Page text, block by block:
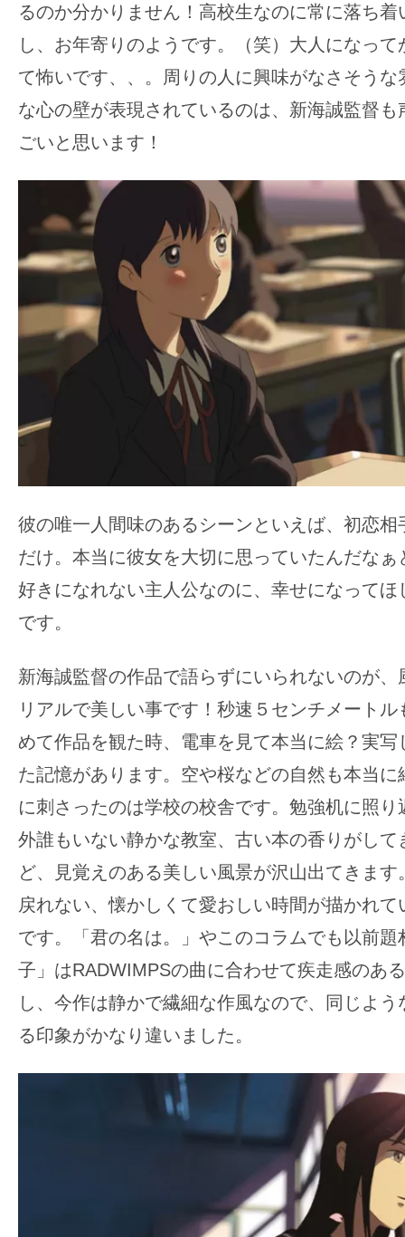
るのか分かりません！高校生なのに常に落ち
し、お年寄りのようです。（笑）大人になっ
て怖いです、、。周りの人に興味がなさそう
な心の壁が表現されているのは、新海誠監督
ごいと思います！
彼の唯一人間味のあるシーンといえば、初恋相
だけ。本当に彼女を大切に思っていたんだな
好きになれない主人公なのに、幸せになってほ
です。
新海誠監督の作品で語らずにいられないのが
リアルで美しい事です！秒速５センチメート
めて作品を観た時、電車を見て本当に絵？実
た記憶があります。空や桜などの自然も本当
に刺さったのは学校の校舎です。勉強机に照
外誰もいない静かな教室、古い本の香りがして
ど、見覚えのある美しい風景が沢山出てきま
戻れない、懐かしくて愛おしい時間が描かれ
です。「君の名は。」やこのコラムでも以前題
子」はRADWIMPSの曲に合わせて疾走感のあ
し、今作は静かで繊細な作風なので、同じよ
る印象がかなり違いました。